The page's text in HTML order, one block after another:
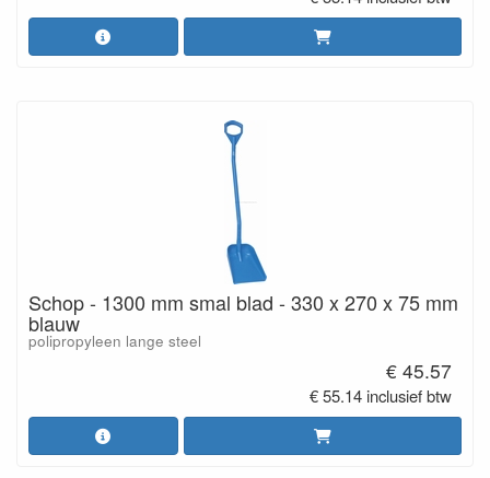
Schop - 1300 mm smal blad - 330 x 270 x 75 mm
blauw
polipropyleen lange steel
€ 45.57
€ 55.14 inclusief btw